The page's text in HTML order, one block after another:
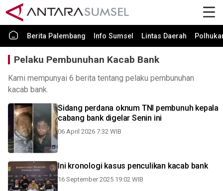
Berita Palembang Info Sumsel Lintas Daerah
Pelaku Pembunuhan Kacab Bank
Kami mempunyai 6 berita tentang pelaku pembunuhan
kacab bank.
Sidang perdana oknum TNI pembunuh kepala
cabang bank digelar Senin ini
06 April 2026 7:32 WIB
Ini kronologi kasus penculikan kacab bank
16 September 2025 19:02 WIB